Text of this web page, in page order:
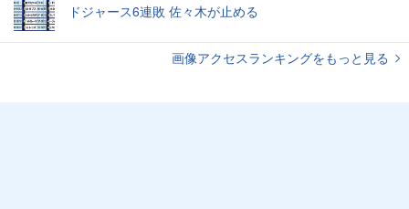
ドジャース6連敗 佐々木が止める
画像アクセスランキングをもっと見る